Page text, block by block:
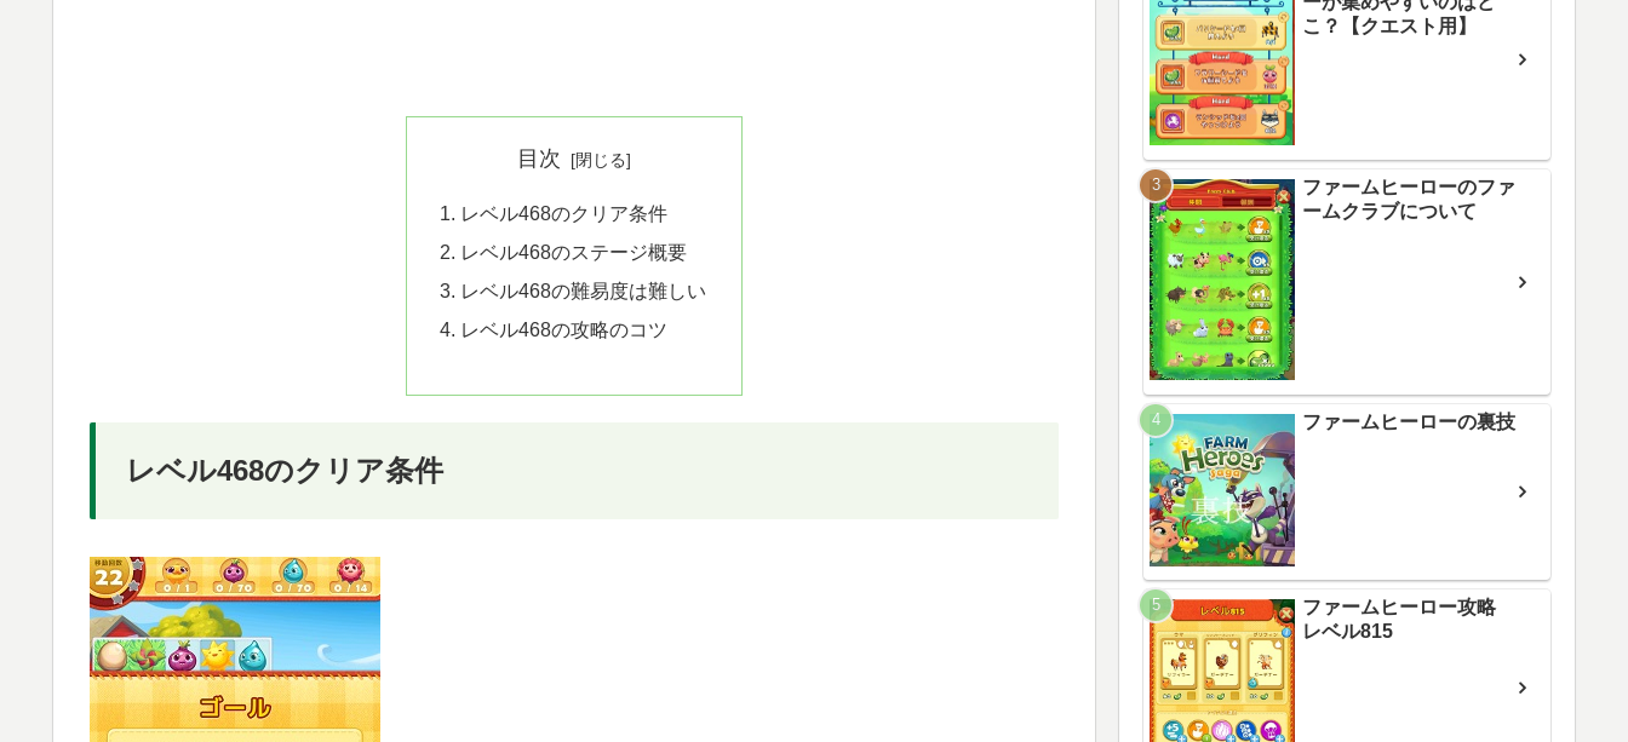
目次
レベル468のクリア条件
レベル468のステージ概要
レベル468の難易度は難しい
レベル468の攻略のコツ
レベル468のクリア条件
こ？【クエスト用】
ファームヒーローのファ
ームクラブについて
ファームヒーローの裏技
ファームヒーロー攻略
レベル815